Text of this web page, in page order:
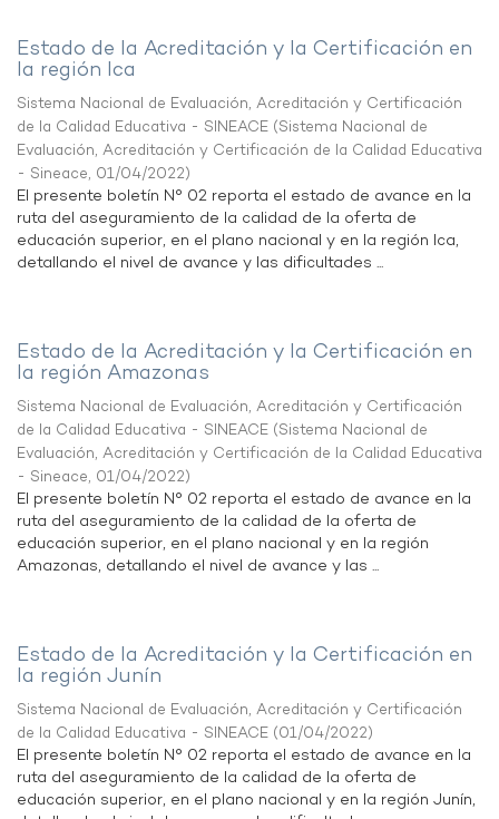
Estado de la Acreditación y la Certificación en
la región Ica
Sistema Nacional de Evaluación, Acreditación y Certificación
de la Calidad Educativa - SINEACE (Sistema Nacional de
Evaluación, Acreditación y Certificación de la Calidad Educativa
- Sineace, 01/04/2022)
El presente boletín N° 02 reporta el estado de avance en la
ruta del aseguramiento de la calidad de la oferta de
educación superior, en el plano nacional y en la región Ica,
detallando el nivel de avance y las dificultades ...
Estado de la Acreditación y la Certificación en
la región Amazonas
Sistema Nacional de Evaluación, Acreditación y Certificación
de la Calidad Educativa - SINEACE (Sistema Nacional de
Evaluación, Acreditación y Certificación de la Calidad Educativa
- Sineace, 01/04/2022)
El presente boletín N° 02 reporta el estado de avance en la
ruta del aseguramiento de la calidad de la oferta de
educación superior, en el plano nacional y en la región
Amazonas, detallando el nivel de avance y las ...
Estado de la Acreditación y la Certificación en
la región Junín
Sistema Nacional de Evaluación, Acreditación y Certificación
de la Calidad Educativa - SINEACE (01/04/2022)
El presente boletín N° 02 reporta el estado de avance en la
ruta del aseguramiento de la calidad de la oferta de
educación superior, en el plano nacional y en la región Junín,